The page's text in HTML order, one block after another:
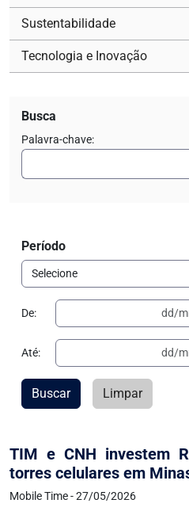
TIM e CNH investem
torres celulares em
Mobile Time - 27/05/2026
Sustentabilidade
Tecnologia e Inovação
Busca
Palavra-chave:
Período
De:
Até:
Buscar Limpar